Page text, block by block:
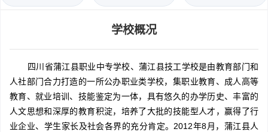
学校概况
四川省蒲江县职业中专学校、蒲江县技工学校是由教育部门和
人社部门合力打造的一所公办职业类学校，集职业教育、成人高等
教育、就业培训、技能鉴定为一体，具有悠久的办学历史、丰富的
人文思想和深厚的教育积淀，培养了大批的技能型人才，赢得了行
业企业、学生家长及社会各界的充分肯定。2012年8月，蒲江县人